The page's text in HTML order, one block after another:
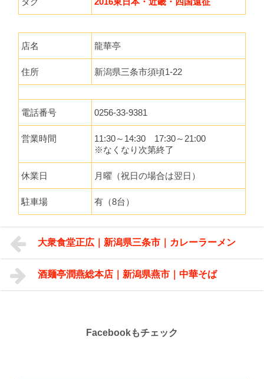
店名 龍華亭
住所 新潟県三条市須頃1-22
電話番号 0256-33-9381
営業時間
11:30～14:30 17:30～21:00
※なくなり次第終了
休業日 月曜（祝日の場合は翌日）
駐車場 有（8台）
大衆食堂正広｜新潟県三条市｜カレーラーメン
酒麺亭潤燕総本店｜新潟県燕市｜中華そば
Facebookもチェック